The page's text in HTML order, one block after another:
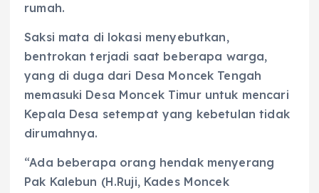
rumah.
Saksi mata di lokasi menyebutkan,
bentrokan terjadi saat beberapa warga,
yang di duga dari Desa Moncek Tengah
memasuki Desa Moncek Timur untuk mencari
Kepala Desa setempat yang kebetulan tidak
dirumahnya.
“Ada beberapa orang hendak menyerang
Pak Kalebun (H.Ruji, Kades Moncek